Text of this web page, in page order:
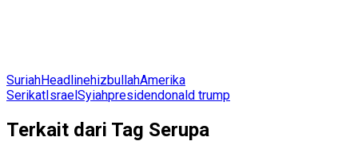
SuriahHeadlinehizbullahAmerika
SerikatIsraelSyiahpresidendonald trump
Terkait dari Tag Serupa